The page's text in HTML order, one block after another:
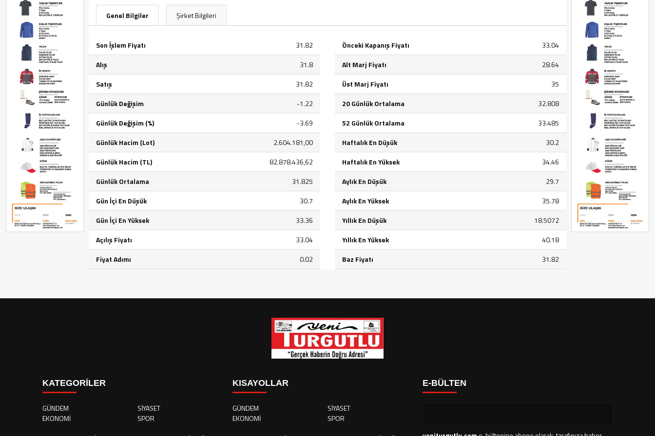
Genel Bilgiler Şirket Bilgileri
Son İşlem Fiyatı
31.82
Alış
31.8
Satış
31.82
Günlük Değişim
-1.22
Günlük Değişim (%)
-3.69
Günlük Hacim (Lot)
2.604.181,00
Günlük Hacim (TL)
82.878.436,62
Günlük Ortalama
31.825
Gün İçi En Düşük
30.7
Gün İçi En Yüksek
33.36
Açılış Fiyatı
33.04
Fiyat Adımı
0.02
Önceki Kapanış Fiyatı
33.04
Alt Marj Fiyatı
28.64
Üst Marj Fiyatı
35
20 Günlük Ortalama
32.808
52 Günlük Ortalama
33.485
Haftalık En Düşük
30.2
Haftalık En Yüksek
34.46
Aylık En Düşük
29.7
Aylık En Yüksek
35.78
Yıllık En Düşük
18.5072
Yıllık En Yüksek
40.18
Baz Fiyatı
31.82
KATEGORİLER
GÜNDEM
SİYASET
EKONOMİ
SPOR
KISAYOLLAR
GÜNDEM
SİYASET
EKONOMİ
SPOR
E-BÜLTEN